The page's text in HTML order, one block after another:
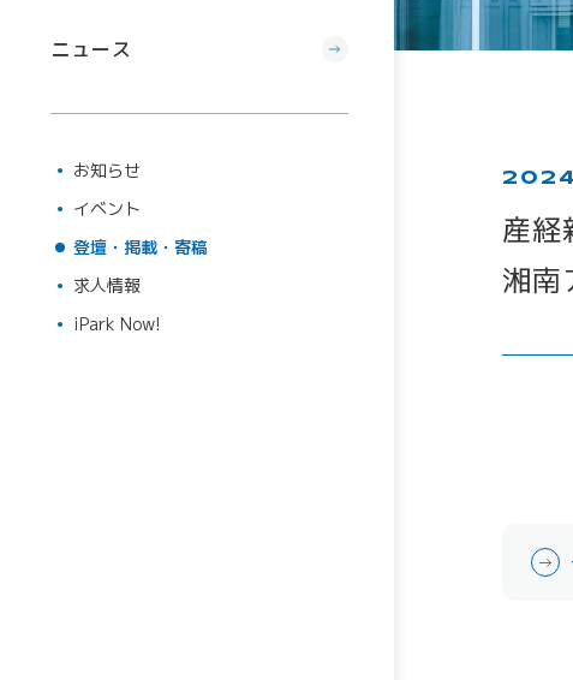
ニュース
お知らせ
イベント
登壇・掲載・寄稿
求人情報
iPark Now!